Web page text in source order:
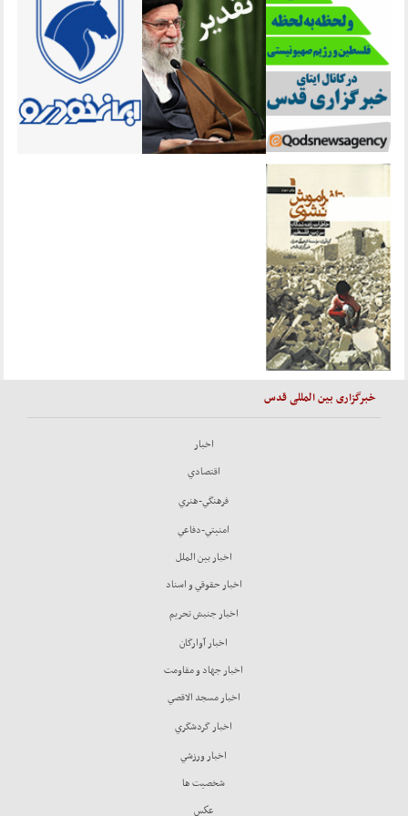
خبرگزاری بین المللی قدس
اخبار
اقتصادي
فرهنگي-هنري
امنيتي-دفاعي
اخبار بين الملل
اخبار حقوقي و اسناد
اخبار جنبش تحريم
اخبار آوارگان
اخبار جهاد و مقاومت
اخبار مسجد الاقصي
اخبار گردشگري
اخبار ورزشي
شخصيت ها
عكس